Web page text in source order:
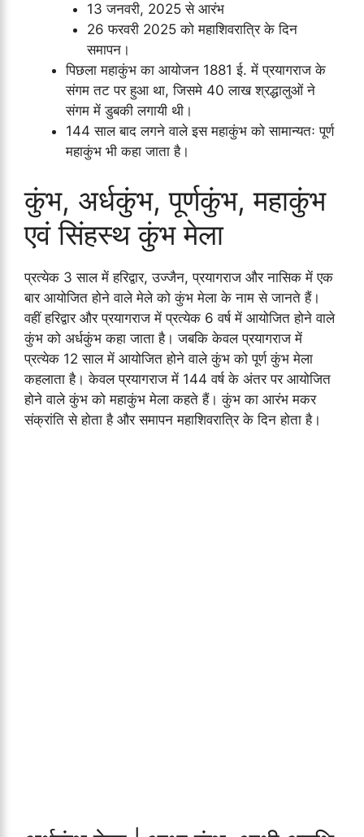
13 जनवरी, 2025 से आरंभ
26 फरवरी 2025 को महाशिवरात्रि के दिन
समापन।
पिछला महाकुंभ का आयोजन 1881 ई. में प्रयागराज के
संगम तट पर हुआ था, जिसमे 40 लाख श्रद्धालुओं ने
संगम में डुबकी लगायी थी।
144 साल बाद लगने वाले इस महाकुंभ को सामान्यतः पूर्ण
महाकुंभ भी कहा जाता है।
कुंभ, अर्धकुंभ, पूर्णकुंभ, महाकुंभ
एवं सिंहस्थ कुंभ मेला
प्रत्‍येक 3 साल में हरिद्वार, उज्जैन, प्रयागराज और नासिक में एक
बार आयोज‍ित होने वाले मेले को कुंभ मेला के नाम से जानते हैं।
वहीं हरिद्वार और प्रयागराज में प्रत्येक 6 वर्ष में आयोज‍ित होने वाले
कुंभ को अर्धकुंभ कहा जाता है। जबकि केवल प्रयागराज में
प्रत्येक 12 साल में आयोज‍ित होने वाले कुंभ को पूर्ण कुंभ मेला
कहलाता है। केवल प्रयागराज में 144 वर्ष के अंतर पर आयोज‍ित
होने वाले कुंभ को महाकुंभ मेला कहते हैं। कुंभ का आरंभ मकर
संक्रांति से होता है और समापन महाशिवरात्रि के दिन होता है।